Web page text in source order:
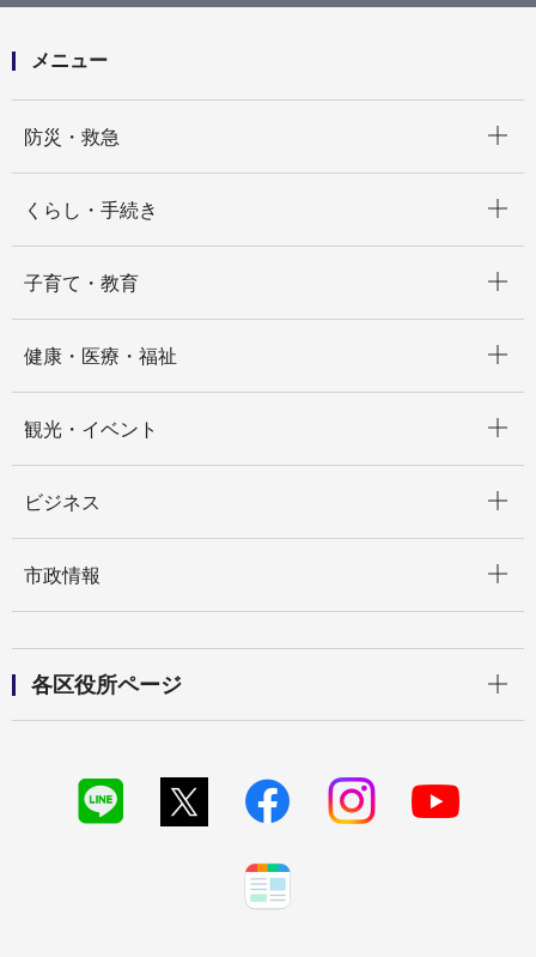
メニュー
防災・救急
くらし・手続き
子育て・教育
健康・医療・福祉
観光・イベント
ビジネス
市政情報
各区役所ページ